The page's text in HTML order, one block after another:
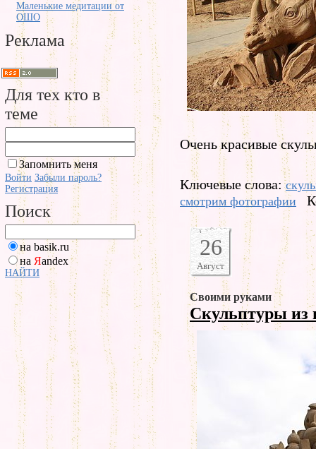
Маленькие медитации от
ОШО
Реклама
Для тех кто в
теме
Запомнить меня
Войти Забыли пароль?
Регистрация
Поиск
на basik.ru
на Яandex
НАЙТИ
Очень красивые
Ключевые слова:
смотрим фотографии
26
Август
Своими руками
Скульптуры из